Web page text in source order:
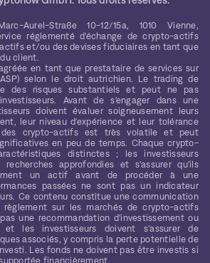
Aurel-Straße 10-12/15a, 1010 Vienne,
réglementé d'échange de crypto-actifs
et/ou des devises fiduciaires en tant que
client.
en tant que prestataire de services sur
selon le droit autrichien. Le trading de
des risques substantiels et peut ne pas
Avant de s'engager dans une
doivent évaluer soigneusement leurs
leur niveau d'expérience et leur tolérance
crypto-actifs est très volatile et peut
en peu de temps. Chaque crypto-
distinctes ; les investisseurs
approfondies et s'assurer qu'ils
un actif avant de procéder à une
passées ne sont pas un indicateur
Ce contenu constitue une communication
règlement sur les marchés de crypto-actifs
une recommandation d'investissement ou
les investisseurs doivent s'assurer de
associés, y compris la perte potentielle de
Les fonds ne doivent pas être investis si
financièrement.